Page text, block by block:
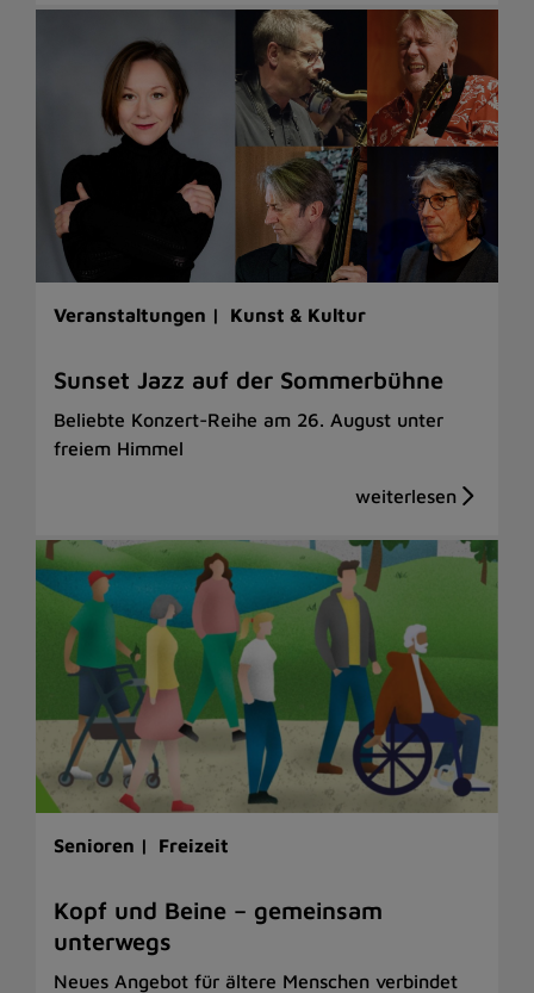
Veranstaltungen | Kunst & Kultur
Sunset Jazz auf der Sommerbühne
Beliebte Konzert-Reihe am 26. August unter
freiem Himmel
Senioren | Freizeit
Kopf und Beine – gemeinsam
unterwegs
Neues Angebot für ältere Menschen verbindet